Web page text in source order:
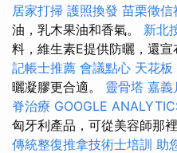
居家打掃 護照換發 苗栗徵信
油，乳木果油和香氣。 新北
料，維生素E提供防曬，還宣
記帳士推薦 會議點心 天花板
曬凝膠更合適。 靈骨塔 嘉義
脊治療 GOOGLE
匈牙利產品，可從美容師那
傳統整復推拿技術士培訓 助